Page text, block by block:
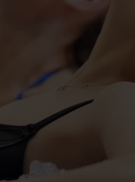
Cure de 6 jours et +